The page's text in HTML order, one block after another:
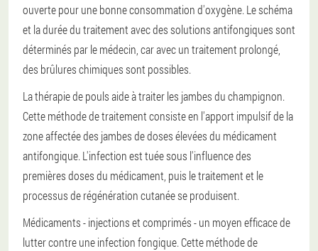
ouverte pour une bonne consommation d'oxygène. Le schéma
et la durée du traitement avec des solutions antifongiques sont
déterminés par le médecin, car avec un traitement prolongé,
des brûlures chimiques sont possibles.
La thérapie de pouls aide à traiter les jambes du champignon.
Cette méthode de traitement consiste en l'apport impulsif de la
zone affectée des jambes de doses élevées du médicament
antifongique. L'infection est tuée sous l'influence des
premières doses du médicament, puis le traitement et le
processus de régénération cutanée se produisent.
Médicaments - injections et comprimés - un moyen efficace de
lutter contre une infection fongique. Cette méthode de